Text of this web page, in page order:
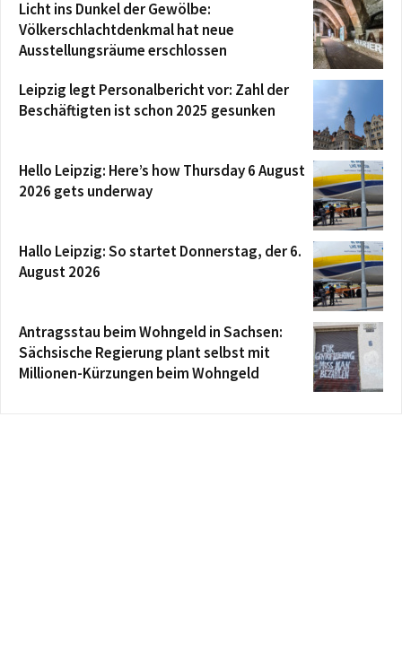
Licht ins Dunkel der Gewölbe:
Völkerschlachtdenkmal hat neue
Ausstellungsräume erschlossen
Leipzig legt Personalbericht vor: Zahl der
Beschäftigten ist schon 2025 gesunken
Hello Leipzig: Here’s how Thursday 6 August
2026 gets underway
Hallo Leipzig: So startet Donnerstag, der 6.
August 2026
Antragsstau beim Wohngeld in Sachsen:
Sächsische Regierung plant selbst mit
Millionen-Kürzungen beim Wohngeld